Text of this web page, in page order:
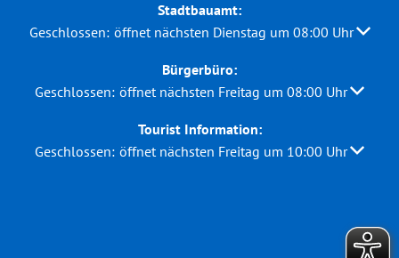
Stadtbauamt:
Klicken, um weitere Öffnungs- oder Schließzeiten
Geschlossen: öffnet nächsten Dienstag um 08:00 Uhr
Bürgerbüro:
Klicken, um weitere Öffnungs- oder Schließzeiten
Geschlossen: öffnet nächsten Freitag um 08:00 Uhr
Tourist Information:
Klicken, um weitere Öffnungs- oder Schließzeiten
Geschlossen: öffnet nächsten Freitag um 10:00 Uhr